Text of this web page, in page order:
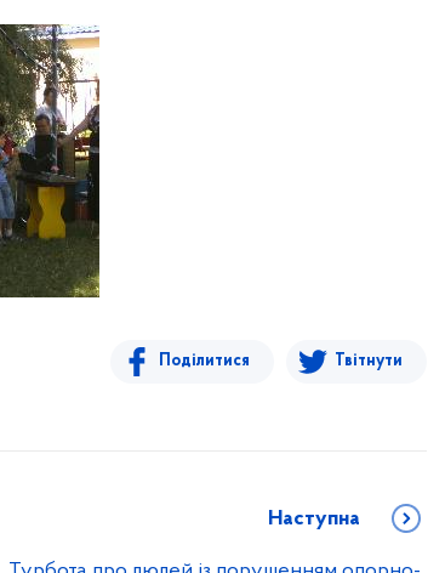
Поділитися Твітнути
Наступна